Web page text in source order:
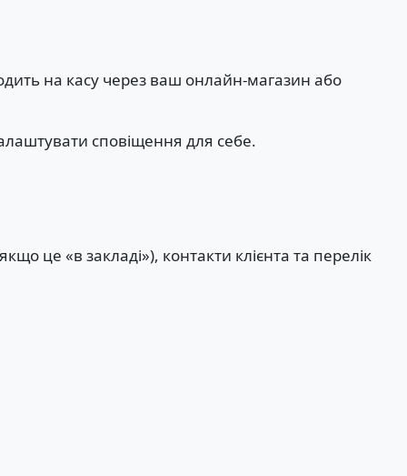
на касу через ваш онлайн-магазин або
сповіщення для себе.
це «в закладі»), контакти клієнта та перелік